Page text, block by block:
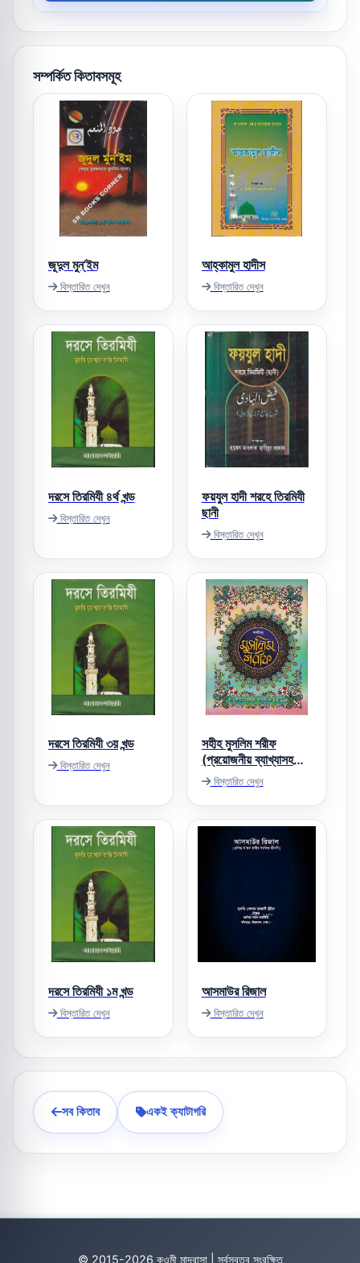
সম্পর্কিত কিতাবসমূহ
জূদুল মুন্‌’ইম
বিস্তারিত দেখুন
আহ্‌কামুল হাদীস
বিস্তারিত দেখুন
দরসে তিরমিযী ৪র্থ খন্ড
বিস্তারিত দেখুন
ফয়যুল হাদী শরহে তিরমিযী
ছানী
বিস্তারিত দেখুন
দরসে তিরমিযী ৩য় খন্ড
বিস্তারিত দেখুন
সহীহ মুসলিম শরীফ
(প্রয়োজনীয় ব্যাখ্যাসহ
বঙ্গানুবাদ)
বিস্তারিত দেখুন
দরসে তিরমিযী ১ম খন্ড
বিস্তারিত দেখুন
আসমাউর রিজাল
বিস্তারিত দেখুন
সব কিতাব একই ক্যাটাগরি
© 2015-2026 কওমী মাদ্রাসা | সর্বস্বত্ব সংরক্ষিত